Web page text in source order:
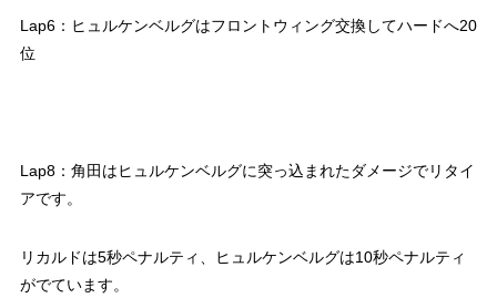
Lap6：ヒュルケンベルグはフロントウィング交換してハードへ20
位
Lap8：角田はヒュルケンベルグに突っ込まれたダメージでリタイ
アです。
リカルドは5秒ペナルティ、ヒュルケンベルグは10秒ペナルティ
がでています。